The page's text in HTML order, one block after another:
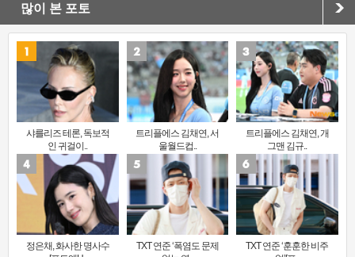
많이 본 포토
샤를리즈 테론, 독보적
인 귀걸이..
트리플에스 김채연, 서
울월드컵..
트리플에스 김채연, 개
그맨 김규..
정은채, 화사한 명사수
TXT 연준 ‘폭염도 문제
TXT 연준 ‘훈훈한 비주